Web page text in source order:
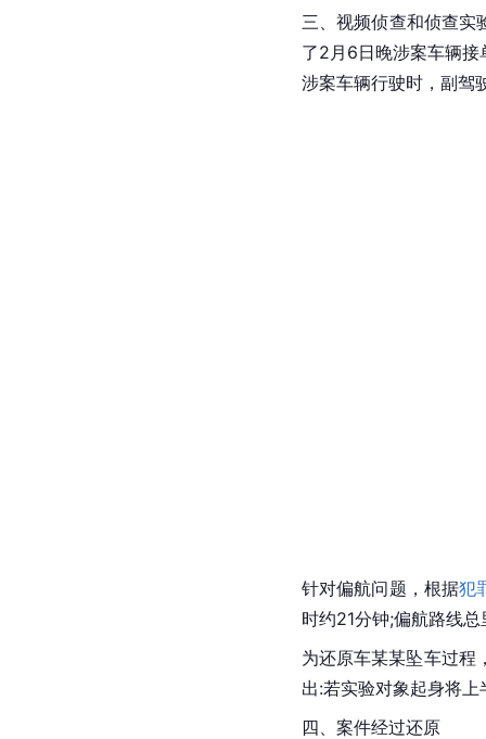
三、视频侦查和侦查实
了2月6日晚涉案车辆
涉案车辆行驶时，副驾
针对偏航问题，根据犯
时约21分钟;偏航路线
为还原车某某坠车过程
出:若实验对象起身将
四、案件经过还原